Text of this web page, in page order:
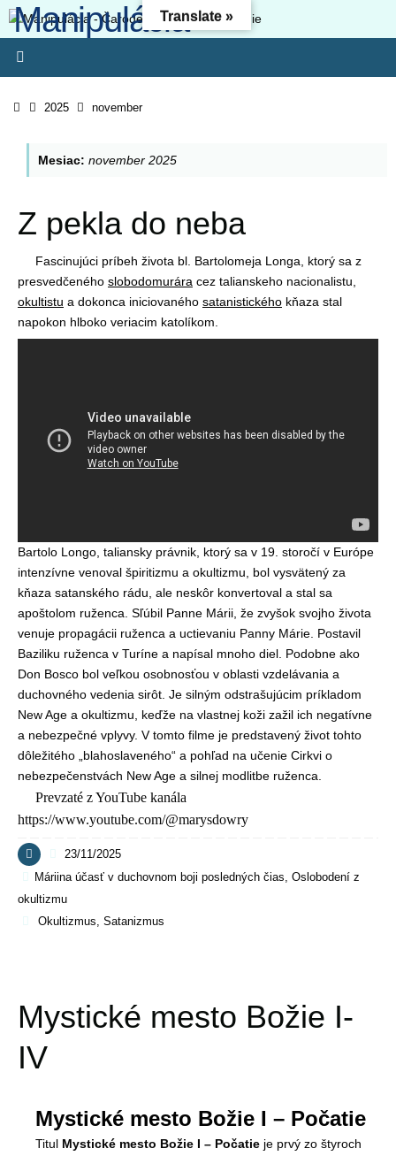
Skip
content
Manipulácia -
Čarodejníctvo -
Oslobodenie
(ako) hriech modlárstva. Pretože si pohrdol Pánovým slovom,
zavrhne ťa, nebudeš kráľom!“ (1 Sam 15-23)
Home2025 november
Mesiac: november 2025
Z pekla do neba
Fascinujúci príbeh života bl. Bartolomeja Longa, ktorý sa z
presvedčeného slobodomurára cez talianskeho nacionalistu,
okultistu a dokonca iniciovaného satanistického kňaza stal
napokon hlboko veriacim katolíkom.
Bartolo Longo, taliansky právnik, ktorý sa v 19. storočí v Európe
intenzívne venoval špiritizmu a okultizmu, bol vysvätený za
kňaza satanského rádu, ale neskôr konvertoval a stal sa
apoštolom ruženca. Sľúbil Panne Márii, že zvyšok svojho života
venuje propagácii ruženca a uctievaniu Panny Márie. Postavil
Baziliku ruženca v Turíne a napísal mnoho diel. Podobne ako
Don Bosco bol veľkou osobnosťou v oblasti vzdelávania a
duchovného vedenia sirôt. Je silným odstrašujúcim príkladom
New Age a okultizmu, keďže na vlastnej koži zažil ich negatívne
a nebezpečné vplyvy. V tomto filme je predstavený život tohto
dôležitého „blahoslaveného“ a pohľad na učenie Cirkvi o
nebezpečenstvách New Age a silnej modlitbe ruženca.
Prevzaté z YouTube kanála
https://www.youtube.com/@marysdowry
23/11/2025
Máriina účasť v duchovnom boji posledných čias, Oslobodení z
okultizmu
Okultizmus, Satanizmus
Mystické mesto Božie I-
IV
Mystické mesto Božie I – Počatie
Titul Mystické mesto Božie I – Počatie je prvý zo štyroch
Translate »